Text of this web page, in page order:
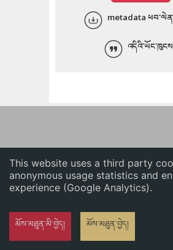
This website uses a third party
anonymous usage statistics and
experience (Google Analytics).
མོས་མཐུན་མི་བྱེད། མོས་མཐུན་བྱེད།
ភាសាខ្មែរ
metadata